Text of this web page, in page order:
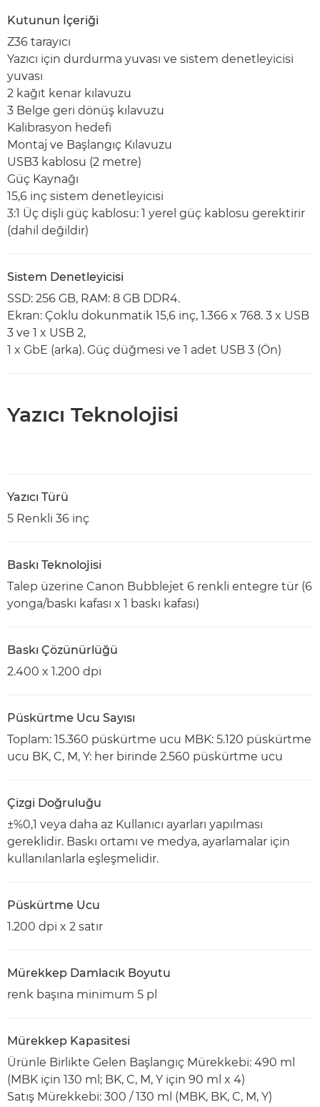
Kutunun İçeriği
Z36 tarayıcı
Yazıcı için durdurma yuvası ve sistem denetleyicisi
yuvası
2 kağıt kenar kılavuzu
3 Belge geri dönüş kılavuzu
Kalibrasyon hedefi
Montaj ve Başlangıç Kılavuzu
USB3 kablosu (2 metre)
Güç Kaynağı
15,6 inç sistem denetleyicisi
3:1 Üç dişli güç kablosu: 1 yerel güç kablosu gerektirir
(dahil değildir)
Sistem Denetleyicisi
SSD: 256 GB, RAM: 8 GB DDR4.
Ekran: Çoklu dokunmatik 15,6 inç, 1.366 x 768. 3 x USB
3 ve 1 x USB 2,
1 x GbE (arka). Güç düğmesi ve 1 adet USB 3 (Ön)
Yazıcı Teknolojisi
Yazıcı Türü
5 Renkli 36 inç
Baskı Teknolojisi
Talep üzerine Canon Bubblejet 6 renkli entegre tür (6
yonga/baskı kafası x 1 baskı kafası)
Baskı Çözünürlüğü
2.400 x 1.200 dpi
Püskürtme Ucu Sayısı
Toplam: 15.360 püskürtme ucu MBK: 5.120 püskürtme
ucu BK, C, M, Y: her birinde 2.560 püskürtme ucu
Çizgi Doğruluğu
±%0,1 veya daha az Kullanıcı ayarları yapılması
gereklidir. Baskı ortamı ve medya, ayarlamalar için
kullanılanlarla eşleşmelidir.
Püskürtme Ucu
1.200 dpi x 2 satır
Mürekkep Damlacık Boyutu
renk başına minimum 5 pl
Mürekkep Kapasitesi
Ürünle Birlikte Gelen Başlangıç Mürekkebi: 490 ml
(MBK için 130 ml; BK, C, M, Y için 90 ml x 4)
Satış Mürekkebi: 300 / 130 ml (MBK, BK, C, M, Y)